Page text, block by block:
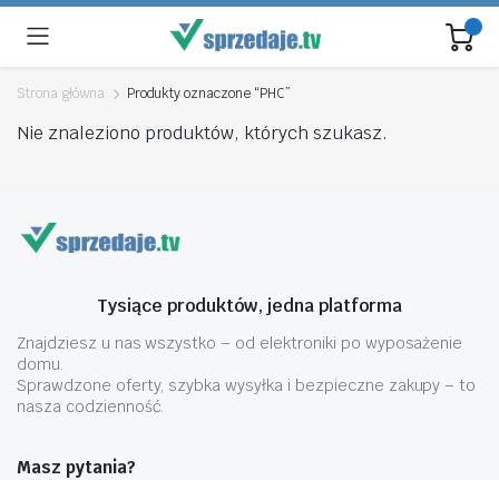
Strona główna Produkty oznaczone “PHC”
Nie znaleziono produktów, których szukasz.
Tysiące produktów, jedna platforma
Znajdziesz u nas wszystko – od elektroniki po wyposażenie
domu.
Sprawdzone oferty, szybka wysyłka i bezpieczne zakupy – to
nasza codzienność.
Masz pytania?